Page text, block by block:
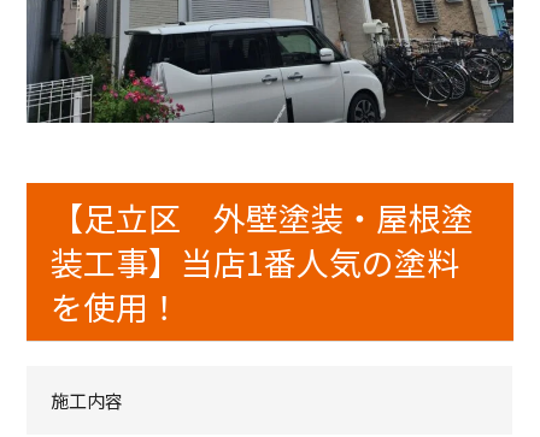
【足立区 外壁塗装・屋根塗
装工事】当店1番人気の塗料
を使用！
施工内容